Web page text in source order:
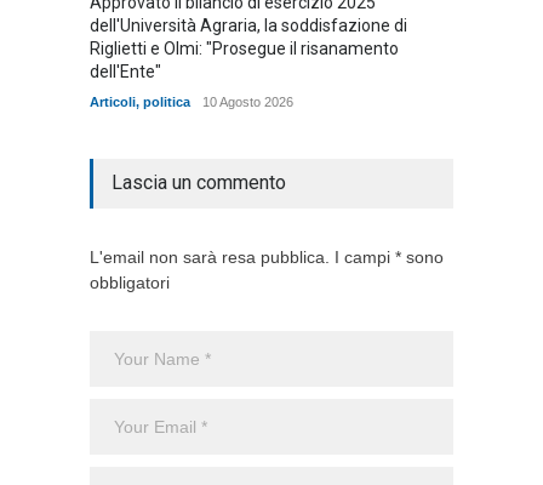
dell'Università Agraria, la soddisfazione di
Riglietti e Olmi: "Prosegue il risanamento
dell'Ente"
Articoli, politica 10 Agosto 2026
Lascia un commento
L'email non sarà resa pubblica. I campi * sono
obbligatori